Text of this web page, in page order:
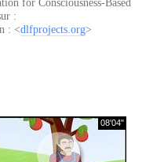
for Consciousness-Based
:
: <dlfprojects.org>
08'04"